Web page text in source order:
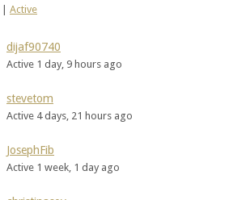
| Active
dijaf90740
Active 1 day, 9 hours ago
stevetom
Active 4 days, 21 hours ago
JosephFib
Active 1 week, 1 day ago